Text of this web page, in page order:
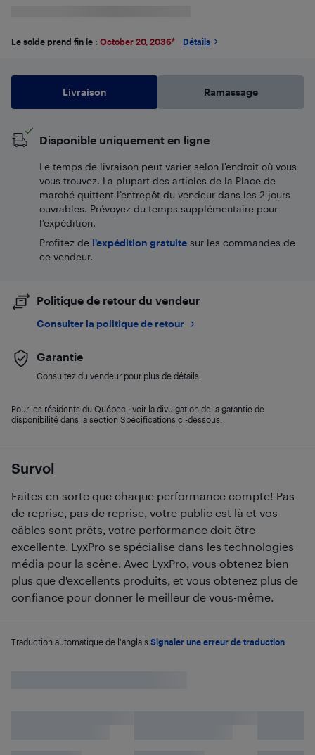
Survol
Faites en sorte que chaque performance compte! Pas
de reprise, pas de reprise, votre public est là et vos
câbles sont prêts, votre performance doit être
excellente. LyxPro se spécialise dans les technologies
média pour la scène. Avec LyxPro, vous obtenez bien
plus que d'excellents produits, et vous obtenez plus de
confiance pour donner le meilleur de vous-même.
Traduction automatique de l'anglais. Signaler une erreur de traduction
Le solde prend fin le : October 20, 2036* Détails
Livraison Ramassage
Disponible uniquement en ligne
Le temps de livraison peut varier selon l'endroit où vous
vous trouvez. La plupart des articles de la Place de
marché quittent l’entrepôt du vendeur dans les 2 jours
ouvrables. Prévoyez du temps supplémentaire pour
l’expédition.
Profitez de l'expédition gratuite sur les commandes de
ce vendeur.
Politique de retour du vendeur
Consulter la politique de retour
Garantie
Consultez du vendeur pour plus de détails.
Pour les résidents du Québec : voir la divulgation de la garantie de
disponibilité dans la section Spécifications ci-dessous.